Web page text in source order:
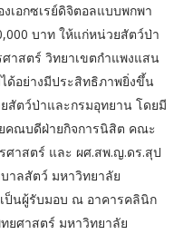
เอกซเรย์ดิจิตอลแบบพกพา
บาท ให้แก่หน่วยสัตว์ป่า
าสตร์ วิทยาเขตกำแพงแสน
ด้อย่างมีประสิทธิภาพยิ่งขึ้น
สัตว์ป่าและกรมอุทยาน โดยมี
คณบดีฝ่ายกิจการนิสิต คณะ
ศาสตร์ และ ผศ.สพ.ญ.ดร.สุป
าลสัตว์ มหาวิทยาลัย
ป็นผู้รับมอบ ณ อาคารคลินิก
ศาสตร์ มหาวิทยาลัย